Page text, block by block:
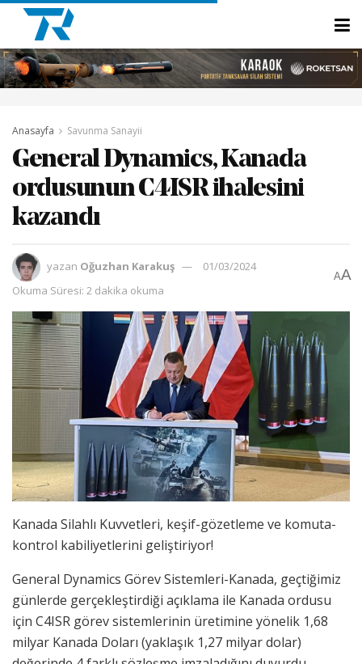
Anasayfa Savunma Sanayii
General Dynamics, Kanada
ordusunun C4ISR ihalesini
kazandı
yazan Oğuzhan Karakuş
01/03/2024
Okuma Süresi: 2 dakika okuma
AA
Kanada Silahlı Kuvvetleri, keşif-gözetleme ve komuta-
kontrol kabiliyetlerini geliştiriyor!
General Dynamics Görev Sistemleri-Kanada, geçtiğimiz
günlerde gerçekleştirdiği açıklama ile Kanada ordusu
için C4ISR görev sistemlerinin üretimine yönelik 1,68
milyar Kanada Doları (yaklaşık 1,27 milyar dolar)